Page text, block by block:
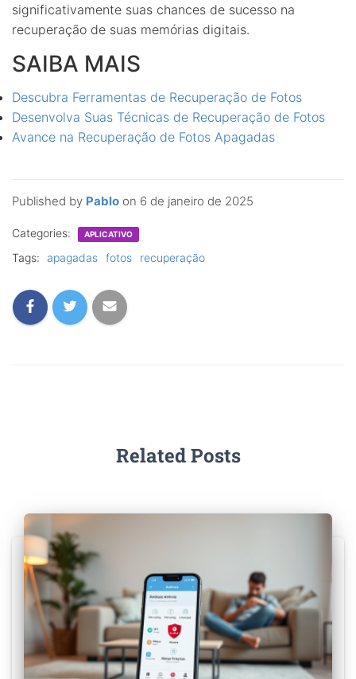
Published by Pablo on 6 de janeiro de 2025
significativamente suas chances de sucesso na
recuperação de suas memórias digitais.
SAIBA MAIS
Descubra Ferramentas de Recuperação de Fotos
Desenvolva Suas Técnicas de Recuperação de Fotos
Avance na Recuperação de Fotos Apagadas
Categories: APLICATIVO
Tags: apagadas fotos recuperação
Related Posts